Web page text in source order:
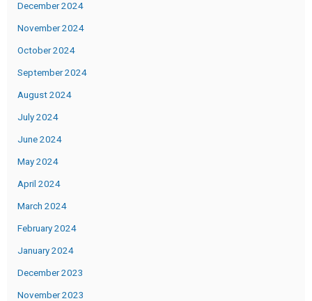
December 2024
November 2024
October 2024
September 2024
August 2024
July 2024
June 2024
May 2024
April 2024
March 2024
February 2024
January 2024
December 2023
November 2023